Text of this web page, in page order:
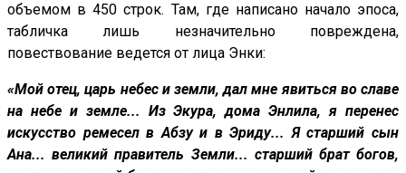
объемом в 450 строк. Там, где написано начало эпоса,
табличка лишь незначительно повреждена,
повествование ведется от лица Энки:
«Мой отец, царь небес и земли, дал мне явиться во славе
на небе и земле... Из Экура, дома Энлила, я перенес
искусство ремесел в Абзу и в Эриду... Я старший сын
Ана... великий правитель Земли... старший брат богов,